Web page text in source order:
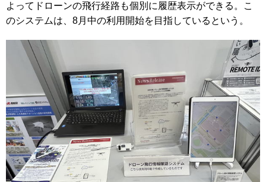
よってドローンの飛行経路も個別に履歴表示ができる。こ
のシステムは、8月中の利用開始を目指しているという。